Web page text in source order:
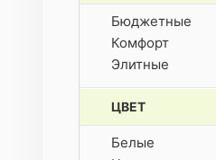
Бюджетные
Комфорт
Элитные
ЦВЕТ
Белые